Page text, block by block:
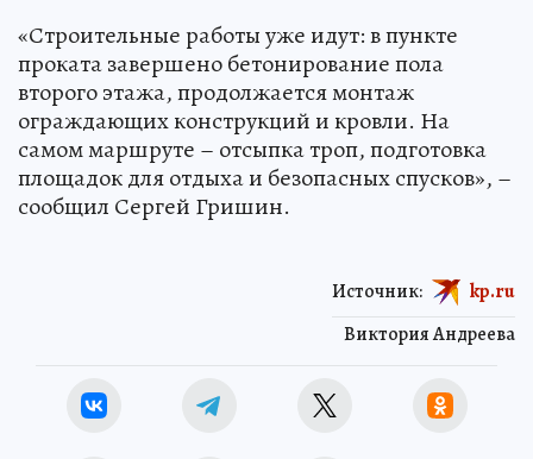
«Строительные работы уже идут: в пункте
проката завершено бетонирование пола
второго этажа, продолжается монтаж
ограждающих конструкций и кровли. На
самом маршруте – отсыпка троп, подготовка
площадок для отдыха и безопасных спусков», –
сообщил Сергей Гришин.
Виктория Андреева
Источник: kp.ru